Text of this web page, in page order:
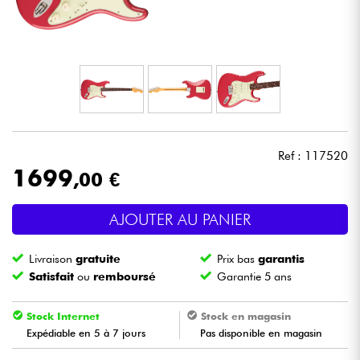
Casques
Eclairage
Batteries & Percu
Vents
Violons & Quatuor
Ref : 117520
1699,00 €
AJOUTER AU PANIER
Livraisongratuite Prix basgarantis
Satisfait ou remboursé Garantie 5 ans
Stock Internet
Expédiable en 5 à 7 jours
Stock en magasin
Pas disponible en magasin